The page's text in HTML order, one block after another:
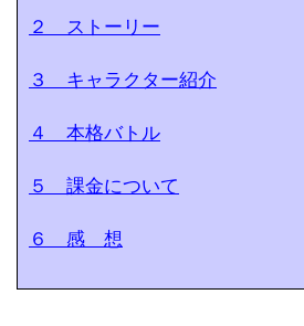
２ ストーリー
３ キャラクター紹介
４ 本格バトル
５ 課金について
６ 感 想